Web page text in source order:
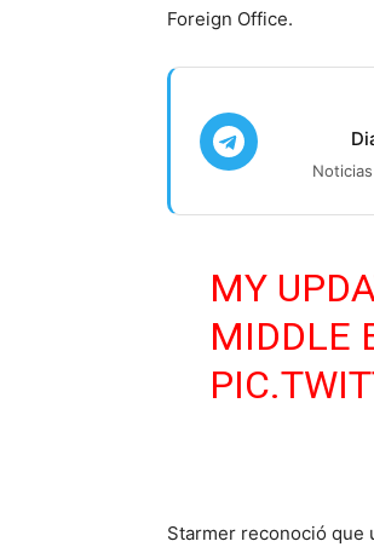
Foreign Office.
MY
MIDDLE
Starmer reconoció que